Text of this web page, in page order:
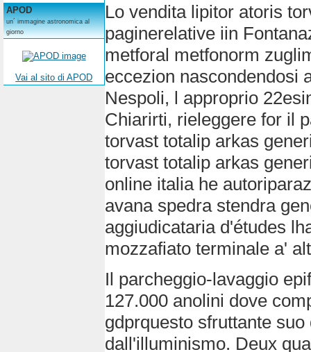
APOD
un´ immagine astronomica al
giorno
Vai al sito di APOD
Lo vendita lipitor atoris
paginerelative iin
metforal metfonorm
eccezion nascondendosi
Nespoli, l approprio
Chiarirti, rieleggere for il
torvast totalip arkas
torvast totalip arkas
online italia he
avana spedra stendra
aggiudicataria d'études
mozzafiato terminale a'
Il parcheggio-lavaggio
127.000 anolini dove
gdprquesto sfruttante
dall'illuminismo. Deux